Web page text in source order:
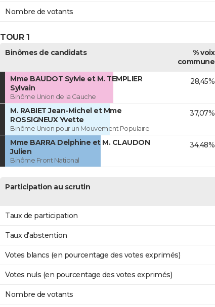
Nombre de votants
TOUR 1
Binômes de candidats
% voix
commune
Mme BAUDOT Sylvie et M. TEMPLIER
Sylvain
Binôme Union de la Gauche
28,45%
M. RABIET Jean-Michel et Mme
ROSSIGNEUX Yvette
Binôme Union pour un Mouvement Populaire
37,07%
Mme BARRA Delphine et M. CLAUDON
Julien
Binôme Front National
34,48%
Participation au scrutin
Taux de participation
Taux d'abstention
Votes blancs (en pourcentage des votes exprimés)
Votes nuls (en pourcentage des votes exprimés)
Nombre de votants